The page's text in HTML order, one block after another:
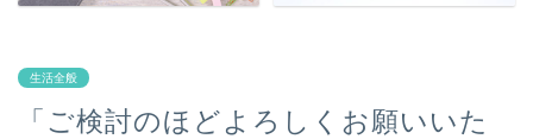
生活全般
「ご検討のほどよろしくお願いいた